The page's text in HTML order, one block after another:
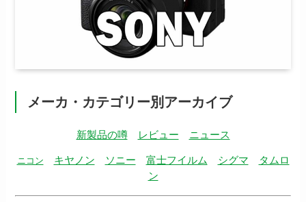
メーカ・カテゴリー別アーカイブ
新製品の噂 レビュー ニュース
ニコン キヤノン ソニー 富士フイルム シグマ
タムロ
ン